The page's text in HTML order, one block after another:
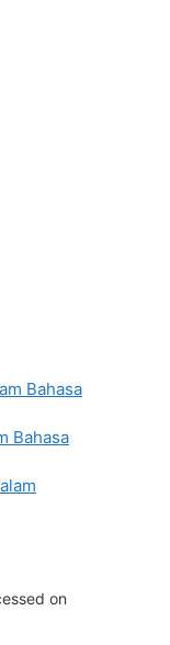
Bahasa
Bahasa
on